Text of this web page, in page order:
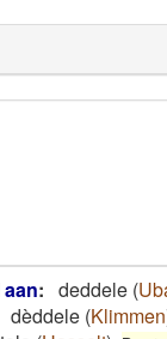
: deddele (
dèddele (Klimmen